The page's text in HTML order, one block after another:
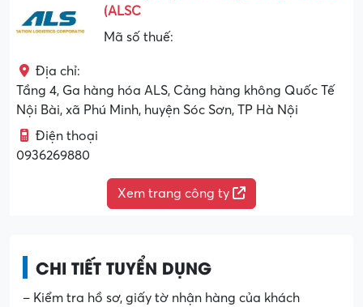
(ALSC
Mã số thuế:
Địa chỉ:
Tầng 4, Ga hàng hóa ALS, Cảng hàng không Quốc Tế
Nội Bài, xã Phú Minh, huyện Sóc Sơn, TP Hà Nội
Điện thoại
0936269880
Xem trang công ty
CHI TIẾT TUYỂN DỤNG
– Kiểm tra hồ sơ, giấy tờ nhận hàng của khách